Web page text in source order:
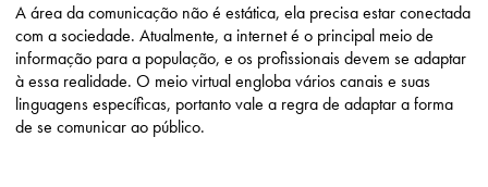
A área da comunicação não é estática, ela precisa estar conectada
com a sociedade. Atualmente, a internet é o principal meio de
informação para a população, e os profissionais devem se adaptar
à essa realidade. O meio virtual engloba vários canais e suas
linguagens específicas, portanto vale a regra de adaptar a forma
de se comunicar ao público.